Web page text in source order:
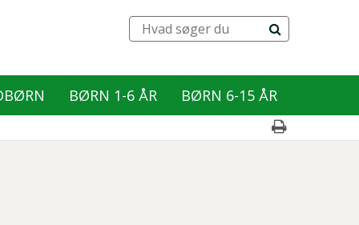
BØRN 1-6 ÅR BØRN 6-15 ÅR